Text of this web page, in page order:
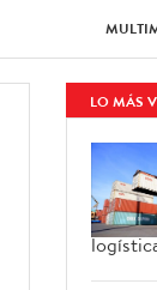
LO MÁS